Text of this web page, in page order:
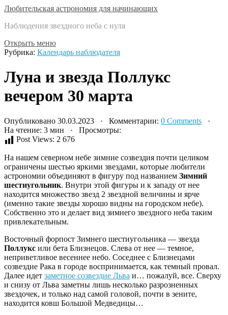
Любительская астрономия для начинающих
Наблюдения звездного неба с нуля
Открыть меню
Рубрика: Календарь наблюдателя
Луна и звезда Поллукс
вечером 30 марта
Опубликовано 30.03.2023 · Комментарии: 0 Comments ·
На чтение: 3 мин · Просмотры:
Post Views: 2 676
На нашем северном небе зимние созвездия почти целиком
ограничены шестью яркими звездами, которые любители
астрономии объединяют в фигуру под названием Зимний
шестиугольник. Внутри этой фигуры и к западу от нее
находится множество звезд 2 звездной величины и ярче
(именно такие звезды хорошо видны на городском небе).
Собственно это и делает вид зимнего звездного неба таким
привлекательным.
Восточный форпост Зимнего шестиугольника — звезда
Поллукс или бета Близнецов. Слева от нее — темное,
неприветливое весеннее небо. Соседнее с Близнецами
созвездие Рака в городе воспринимается, как темный провал.
Далее идет заметное созвездие Льва и… пожалуй, все. Сверху
и снизу от Льва заметны лишь несколько разрозненных
звездочек, и только над самой головой, почти в зените,
находится ковш Большой Медведицы…